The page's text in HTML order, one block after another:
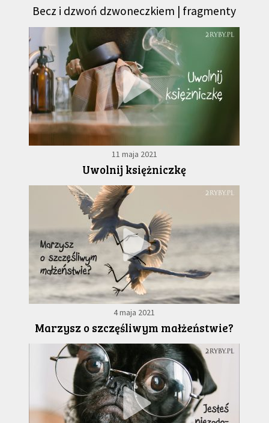
Becz i dzwoń dzwoneczkiem | fragmenty
11 maja 2021
Uwolnij księżniczkę
4 maja 2021
Marzysz o szczęśliwym małżeństwie?